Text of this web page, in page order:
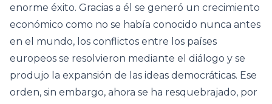
enorme éxito. Gracias a él se generó un crecimiento
económico como no se había conocido nunca antes
en el mundo, los conflictos entre los países
europeos se resolvieron mediante el diálogo y se
produjo la expansión de las ideas democráticas. Ese
orden, sin embargo, ahora se ha resquebrajado, por